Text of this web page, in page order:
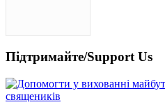
Підтримайте/Support Us